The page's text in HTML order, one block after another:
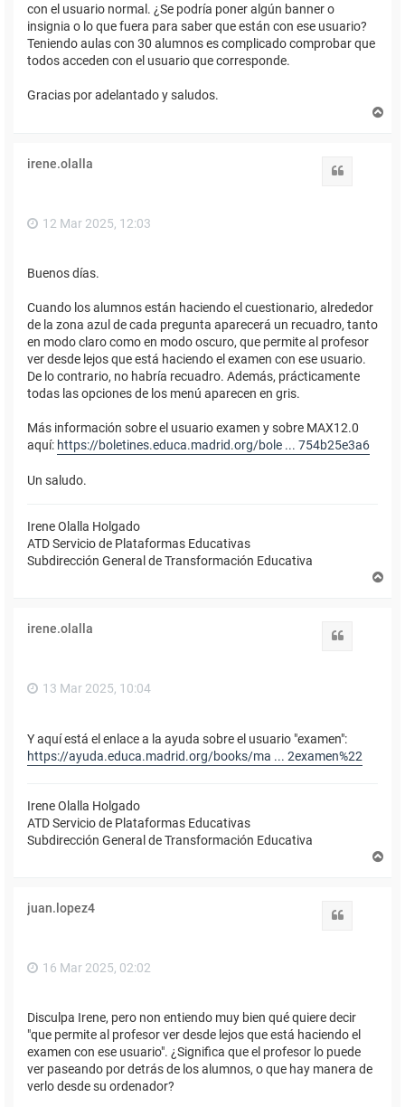
con el usuario normal. ¿Se podría poner algún banner o
insignia o lo que fuera para saber que están con ese usuario?
Teniendo aulas con 30 alumnos es complicado comprobar que
todos acceden con el usuario que corresponde.
Gracias por adelantado y saludos.
irene.olalla
12 Mar 2025, 12:03
Buenos días.
Cuando los alumnos están haciendo el cuestionario, alrededor
de la zona azul de cada pregunta aparecerá un recuadro, tanto
en modo claro como en modo oscuro, que permite al profesor
ver desde lejos que está haciendo el examen con ese usuario.
De lo contrario, no habría recuadro. Además, prácticamente
todas las opciones de los menú aparecen en gris.
Más información sobre el usuario examen y sobre MAX12.0
aquí: https://boletines.educa.madrid.org/bole ... 754b25e3a6
Un saludo.
Irene Olalla Holgado
ATD Servicio de Plataformas Educativas
Subdirección General de Transformación Educativa
irene.olalla
13 Mar 2025, 10:04
Y aquí está el enlace a la ayuda sobre el usuario "examen":
https://ayuda.educa.madrid.org/books/ma ... 2examen%22
Irene Olalla Holgado
ATD Servicio de Plataformas Educativas
Subdirección General de Transformación Educativa
juan.lopez4
16 Mar 2025, 02:02
Disculpa Irene, pero non entiendo muy bien qué quiere decir
"que permite al profesor ver desde lejos que está haciendo el
examen con ese usuario". ¿Significa que el profesor lo puede
ver paseando por detrás de los alumnos, o que hay manera de
verlo desde su ordenador?